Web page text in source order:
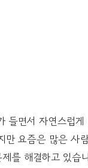
들면서 자연스럽
만 요즘은 많은 사
를 해결하고 있습